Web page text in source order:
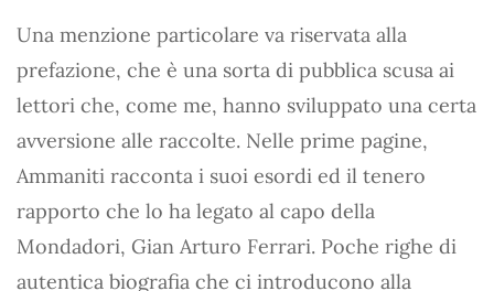
Una menzione particolare va riservata alla
prefazione, che è una sorta di pubblica scusa ai
lettori che, come me, hanno sviluppato una certa
avversione alle raccolte. Nelle prime pagine,
Ammaniti racconta i suoi esordi ed il tenero
rapporto che lo ha legato al capo della
Mondadori, Gian Arturo Ferrari. Poche righe di
autentica biografia che ci introducono alla